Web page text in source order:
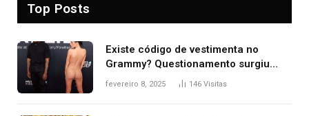
Top Posts
Existe código de vestimenta no
Grammy? Questionamento surgiu
após Bianca Censori, mulher de
fevereiro 8, 2025 146 Visitas